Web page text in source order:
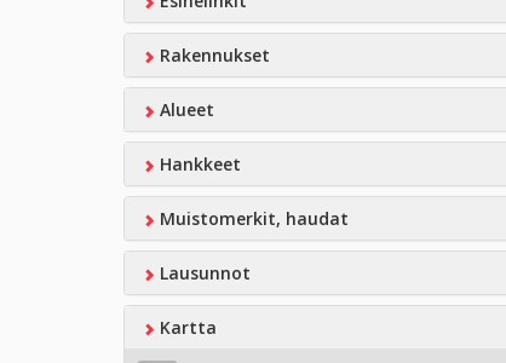
Rakennukset
Alueet
Hankkeet
Muistomerkit, haudat
Lausunnot
Kartta